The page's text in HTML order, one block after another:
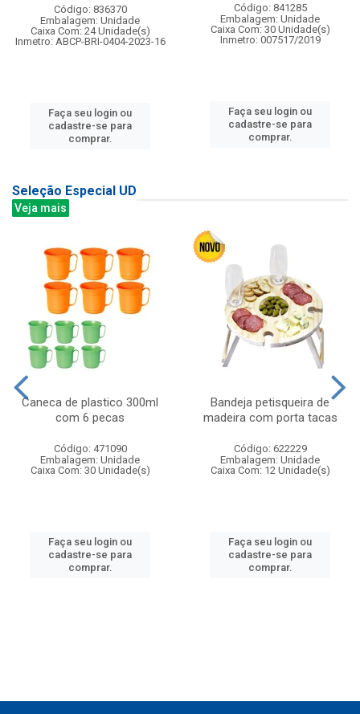
Código: 836370
Embalagem: Unidade
Caixa Com: 24 Unidade(s)
Inmetro: ABCP-BRI-0404-2023-16
Faça seu login ou
cadastre-se para
comprar.
Código: 841285
Embalagem: Unidade
Caixa Com: 30 Unidade(s)
Inmetro: 007517/2019
Faça seu login ou
cadastre-se para
comprar.
Seleção Especial UD
Veja mais
Caneca de plastico 300ml
com 6 pecas
Código: 471090
Embalagem: Unidade
Caixa Com: 30 Unidade(s)
Faça seu login ou
cadastre-se para
comprar.
Bandeja petisqueira de
madeira com porta tacas
Código: 622229
Embalagem: Unidade
Caixa Com: 12 Unidade(s)
Faça seu login ou
cadastre-se para
comprar.